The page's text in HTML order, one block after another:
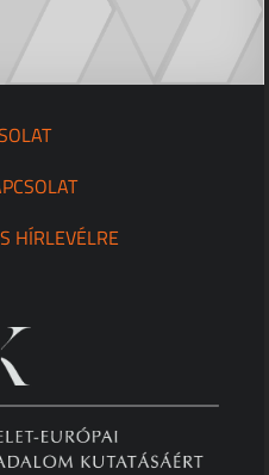
HÍRLEVÉLRE